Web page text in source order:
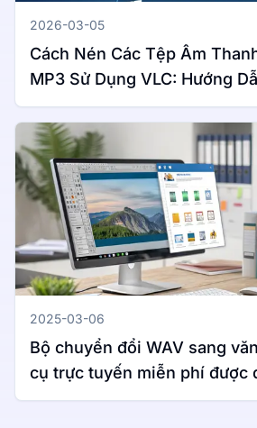
2026-03-05
Cách Nén Các Tệp Âm
MP3 Sử Dụng VLC: Hướng
Cho Windows & Mac
2025-03-06
Bộ chuyển đổi WAV sang
cụ trực tuyến miễn phí được